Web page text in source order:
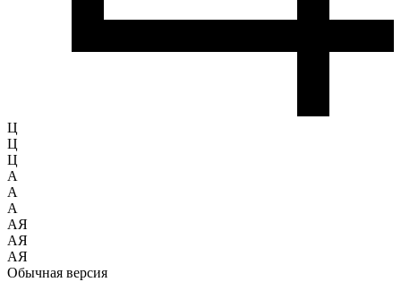
Ц
Ц
Ц
A
A
A
АЯ
АЯ
АЯ
Обычная версия